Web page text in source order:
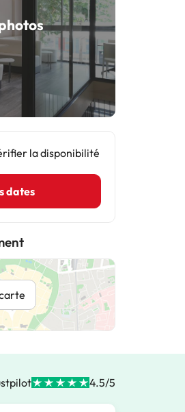
la disponibilité
dates
4.5/5